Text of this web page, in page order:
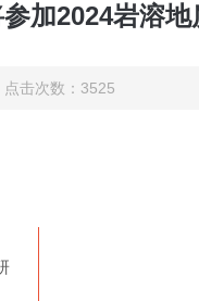
加2024岩溶
击次数：3525